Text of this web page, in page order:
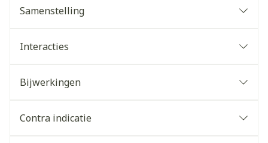
Samenstelling
Interacties
Bijwerkingen
Contra indicatie